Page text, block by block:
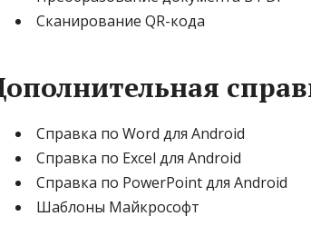
Сканирование QR-кода
Справка по Word для Android
Справка по Excel для Android
Справка по PowerPoint для Android
Шаблоны Майкрософт